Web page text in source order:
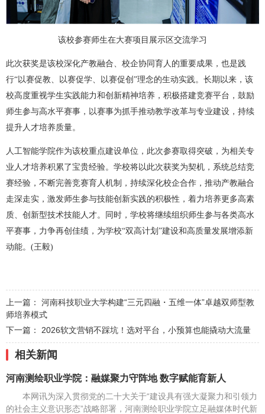
该校参赛师生在大赛项目展示区交流学习
此次获奖是该校深化产教融合、校企协同育人的重要成果，也是践
行“以赛促教、以赛促学、以赛促创”理念的生动实践。长期以来，该
校高度重视学生实践能力和创新精神培养，积极搭建竞赛平台，鼓励
师生参与高水平赛事，以赛事为抓手推动教学改革与专业建设，持续
提升人才培养质量。
人工智能学院作为该校重点建设单位，此次参赛取得突破，为相关专
业人才培养积累了宝贵经验。学校将以此次获奖为契机，系统总结竞
赛经验，不断完善竞赛育人机制，持续深化校企合作，推动产教融合
走深走实，激发师生参与技能创新实践的积极性，着力培养更多高素
质、创新型技术技能人才。同时，学校将继续组织师生参与各类高水
平赛事，力争再创佳绩，为学校“双高计划”建设和高质量发展增添新
动能。(王毅)
上一篇： 河南科技职业大学构建“三元四融・五维一体”卓越双师型教
师培养模式
下一篇： 2026软文营销不踩坑！选对平台，小预算也能撬动大流量
相关新闻
河南测绘职业学院：融媒聚力守阵地 数字赋能育新人
本网讯为深入贯彻党的二十大关于“建设具有强大凝聚力和引领力
的社会主义意识形态”战略部署，河南测绘职业学院立足融媒体时代新